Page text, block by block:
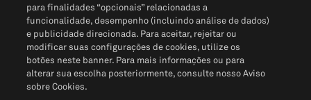
para finalidades “opcionais” relacionadas a
funcionalidade, desempenho (incluindo análise de dados)
e publicidade direcionada. Para aceitar, rejeitar ou
modificar suas configurações de cookies, utilize os
botões neste banner. Para mais informações ou para
alterar sua escolha posteriormente, consulte nosso Aviso
sobre Cookies.